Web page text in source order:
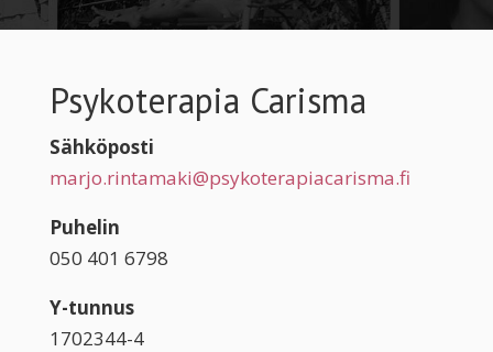
Psykoterapia Carisma
Sähköposti
marjo.rintamaki@psykoterapiacarisma.fi
Puhelin
050 401 6798
Y-tunnus
1702344-4